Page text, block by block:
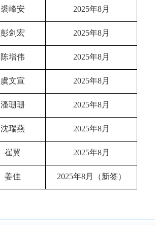
裘峰安 2025年8月
彭剑宏 2025年8月
陈增伟 2025年8月
虞文宣 2025年8月
潘珊珊 2025年8月
沈瑞燕 2025年8月
崔翼 2025年8月
姜佳 2025年8月（新签）